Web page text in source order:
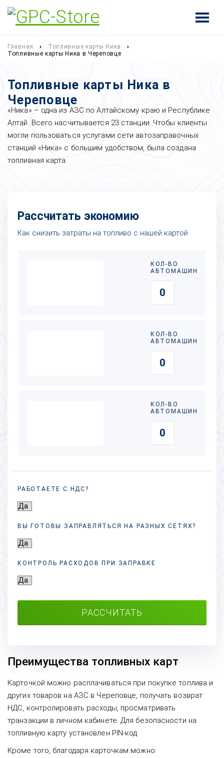
Главная
Топливные карты Ника
Топливные карты Ника в Череповце
Топливные карты Ника в
Череповце
«Ника» – одна из АЗС по Алтайскому краю и Республике
Алтай. Всего насчитывается 23 станции. Чтобы клиенты
могли пользоваться услугами сети автозаправочных
станций «Ника» с большим удобством, была создана
топливная карта.
Рассчитать экономию
Как снизить затраты на топливо с нашей картой
КОЛ-ВО
АВТОМАШИН
КОЛ-ВО
АВТОМАШИН
КОЛ-ВО
АВТОМАШИН
РАБОТАЕТЕ С НДС?
ВЫ ГОТОВЫ ЗАПРАВЛЯТЬСЯ НА РАЗНЫХСЕТЯХ?
КОНТРОЛЬ РАСХОДОВ ПРИ ЗАПРАВКЕ
РАССЧИТАТЬ
Преимущества топливных карт
Карточкой можно расплачиваться при покупке топлива и
других товаров на АЗС в Череповце, получать возврат
НДС, контролировать расходы, просматривать
транзакции в личном кабинете. Для безопасности на
топливную карту установлен PIN-код.
Кроме того, благодаря карточкам можно: